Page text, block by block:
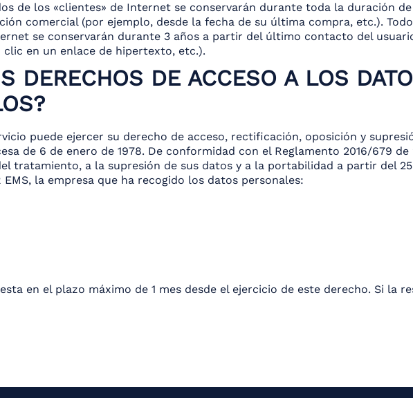
de los «clientes» de Internet se conservarán durante toda la duración
comercial (por ejemplo, desde la fecha de su última compra, etc.).
se conservarán durante 3 años a partir del último contacto del
en un enlace de hipertexto, etc.).
DERECHOS DE ACCESO A LOS
puede ejercer su derecho de acceso, rectificación, oposición y
de 6 de enero de 1978. De conformidad con el Reglamento 2016/679
tratamiento, a la supresión de sus datos y a la portabilidad a partir del
la empresa que ha recogido los datos personales:
en el plazo máximo de 1 mes desde el ejercicio de este derecho. Si la